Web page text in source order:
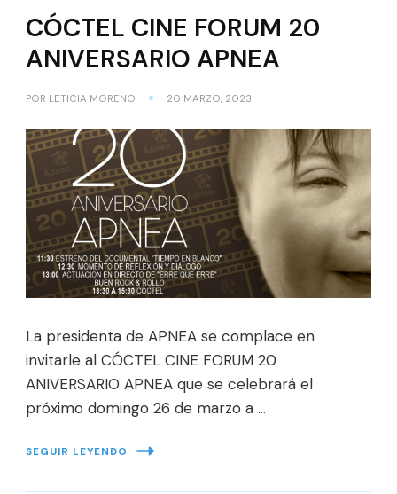
CÓCTEL CINE FORUM 20
ANIVERSARIO APNEA
POR LETICIA MORENO 20 MARZO, 2023
La presidenta de APNEA se complace en
invitarle al CÓCTEL CINE FORUM 20
ANIVERSARIO APNEA que se celebrará el
próximo domingo 26 de marzo a …
SEGUIR LEYENDO